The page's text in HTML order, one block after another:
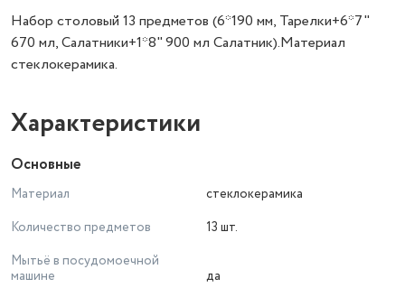
Набор столовый 13 предметов (6*190 мм, Тарелки+6*7"
670 мл, Салатники+1*8" 900 мл Салатник).Материал
стеклокерамика.
Характеристики
Основные
Материал
стеклокерамика
Количество предметов
13 шт.
Мытьё в посудомоечной
машине
да